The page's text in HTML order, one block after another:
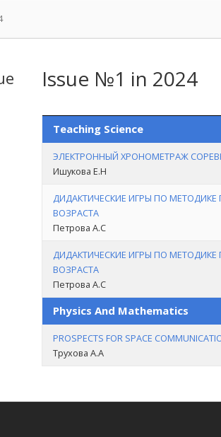
Issue №1 in 2024
Teaching Science
ЭЛЕКТРОННЫЙ ХРОНОМЕТРАЖ
Ишукова Е.Н
ДИДАКТИЧЕСКИЕ ИГРЫ ПО
ВОЗРАСТА
Петрова А.С
ДИДАКТИЧЕСКИЕ ИГРЫ ПО
ВОЗРАСТА
Петрова А.С
Physics And Mathematics
PROSPECTS FOR SPACE
Трухова А.А